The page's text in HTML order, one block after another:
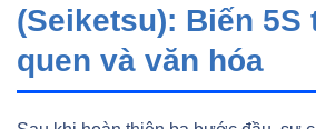
(Seiketsu): Biến 5S
quen và văn hóa